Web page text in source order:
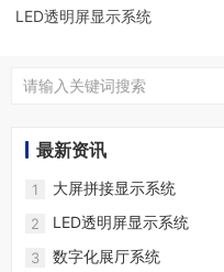
LED透明屏显示系统
最新资讯
1 大屏拼接显示系统
2 LED透明屏显示系统
3 数字化展厅系统